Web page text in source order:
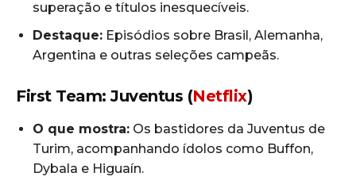
superação e títulos inesquecíveis.
Destaque: Episódios sobre Brasil, Alemanha,
Argentina e outras seleções campeãs.
First Team: Juventus (Netflix)
O que mostra: Os bastidores da Juventus de
Turim, acompanhando ídolos como Buffon,
Dybala e Higuaín.